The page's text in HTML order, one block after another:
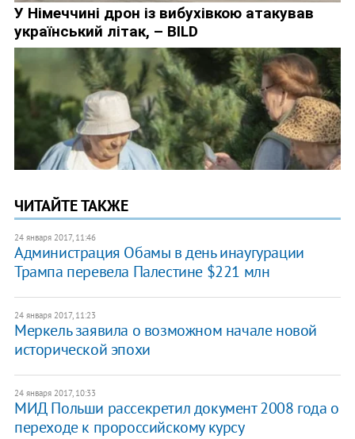
ЧИТАЙТЕ ТАКЖЕ
24 января 2017, 11:46
Администрация Обамы в день инаугурации
Трампа перевела Палестине $221 млн
24 января 2017, 11:23
Меркель заявила о возможном начале новой
исторической эпохи
24 января 2017, 10:33
МИД Польши рассекретил документ 2008 года о
переходе к пророссийскому курсу